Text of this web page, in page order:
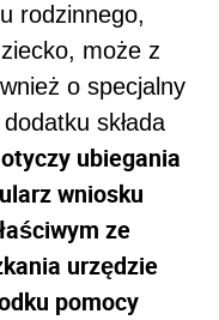
rodzinnego,
może z
o specjalny
składa
ubiegania
wniosku
ze
urzędzie
pomocy